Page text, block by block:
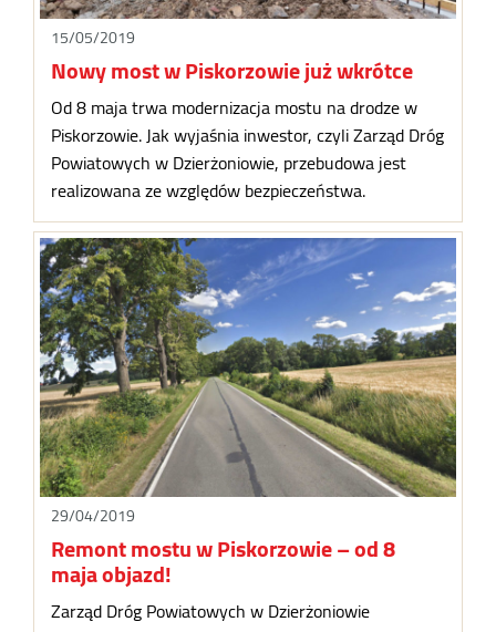
15/05/2019
Nowy most w Piskorzowie już wkrótce
Od 8 maja trwa modernizacja mostu na drodze w
Piskorzowie. Jak wyjaśnia inwestor, czyli Zarząd Dróg
Powiatowych w Dzierżoniowie, przebudowa jest
realizowana ze względów bezpieczeństwa.
29/04/2019
Remont mostu w Piskorzowie – od 8
maja objazd!
Zarząd Dróg Powiatowych w Dzierżoniowie